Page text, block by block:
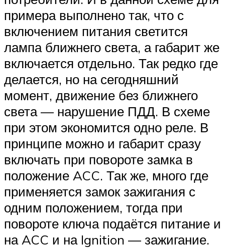
примера выполнено так, что с
включением питания светится
лампа ближнего света, а габарит же
включается отдельно. Так редко где
делается, но на сегодняшний
момент, движение без ближнего
света — нарушение ПДД. В схеме
при этом экономится одно реле. В
принципе можно и габарит сразу
включать при повороте замка в
положение ACC. Так же, много где
применяется замок зажигания с
одним положением, тогда при
повороте ключа подаётся питание и
на ACC и на Ignition — зажигание.